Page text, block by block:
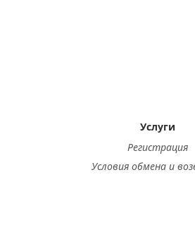
Услуги
Регистрация
Условия обмена и